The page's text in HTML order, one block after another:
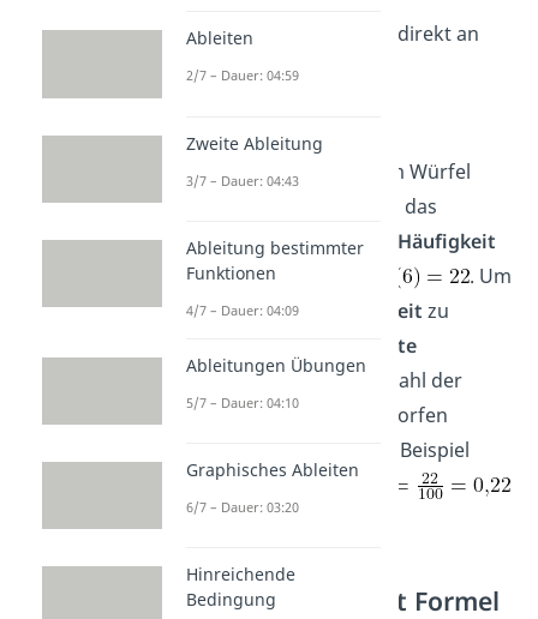
Am besten siehst du das direkt an
einemBeispiel
Bei 100 Würfen mit einem Würfel
ergibt sich wieder 22-mal das
Ergebnis 6. Dieabsolute Häufigkeit
beträgt also wieder
. Um
jetzt dierelative Häufigkeit zu
absolute
Häufigkeitdurch die Anzahl der
Male, die der Würfel geworfen
wurde, geteilt. In diesem Beispiel
ergibt sich also:
Relative Häufigkeit Formel
Ableiten
2/7 – Dauer: 04:59
Zweite Ableitung
3/7 – Dauer: 04:43
Ableitung bestimmter
Funktionen
4/7 – Dauer: 04:09
Ableitungen Übungen
5/7 – Dauer: 04:10
Graphisches Ableiten
6/7 – Dauer: 03:20
Hinreichende
Bedingung